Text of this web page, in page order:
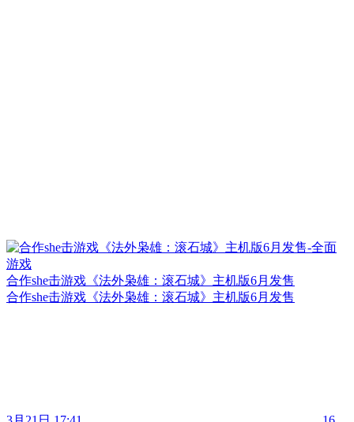
合作she击游戏《法外枭雄：滚石城》主机版6月发售
合作she击游戏《法外枭雄：滚石城》主机版6月发售